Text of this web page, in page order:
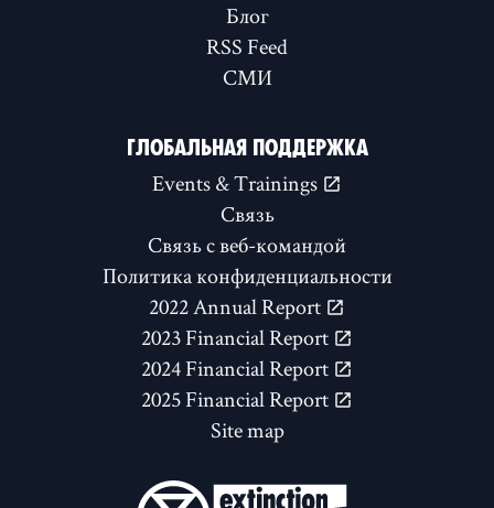
Блог
RSS Feed
СМИ
ГЛОБАЛЬНАЯ ПОДДЕРЖКА
Events & Trainings
Связь
Связь с веб-командой
Политика конфиденциальности
2022 Annual Report
2023 Financial Report
2024 Financial Report
2025 Financial Report
Site map